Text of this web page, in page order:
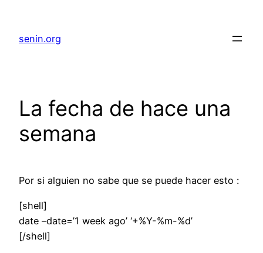
senin.org
La fecha de hace una
semana
Por si alguien no sabe que se puede hacer esto :
[shell]
date –date=’1 week ago’ ‘+%Y-%m-%d’
[/shell]